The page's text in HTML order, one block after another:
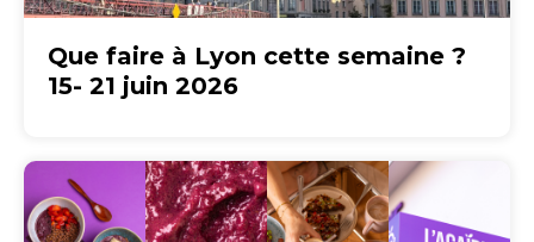
Que faire à Lyon cette semaine ?
15- 21 juin 2026